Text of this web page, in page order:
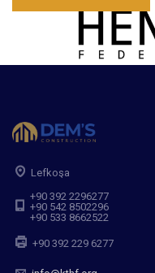
Lefkoşa
+90 392 2296277
+90 542 8502296
+90 533 8662522
+90 392 229 6277